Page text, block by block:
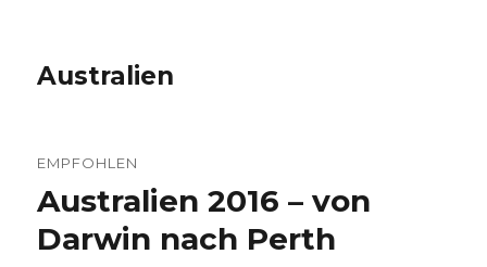
Australien
EMPFOHLEN
Australien 2016 – von
Darwin nach Perth